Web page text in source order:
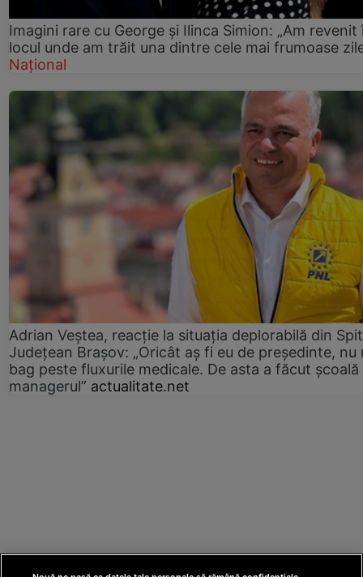
Imagini rare cu George și Ilinca Simion: „Am revenit
locul unde am trăit una dintre cele mai frumoase
Național
Adrian Veștea, reacție la situația deplorabilă din
Județean Brașov: „Oricât aș fi eu de președinte, nu
bag peste fluxurile medicale. De asta a făcut școală
managerul” actualitate.net